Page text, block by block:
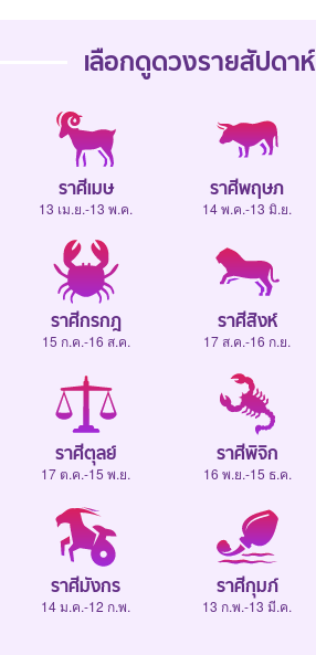
เลือกดูดวงรายสัปดาห์
ราศีเมษ
13 เม.ย.-13 พ.ค.
ราศีพฤษภ
14 พ.ค.-13 มิ.ย.
ราศีกรกฎ
15 ก.ค.-16 ส.ค.
ราศีสิงห์
17 ส.ค.-16 ก.ย.
ราศีตุลย์
17 ต.ค.-15 พ.ย.
ราศีพิจิก
16 พ.ย.-15 ธ.ค.
ราศีมังกร
14 ม.ค.-12 ก.พ.
ราศีกุมภ์
13 ก.พ.-13 มี.ค.